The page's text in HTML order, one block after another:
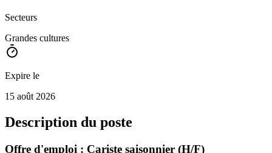
Secteurs
Grandes cultures
Expire le
15 août 2026
Description du poste
Offre d'emploi : Cariste saisonnier (H/F)